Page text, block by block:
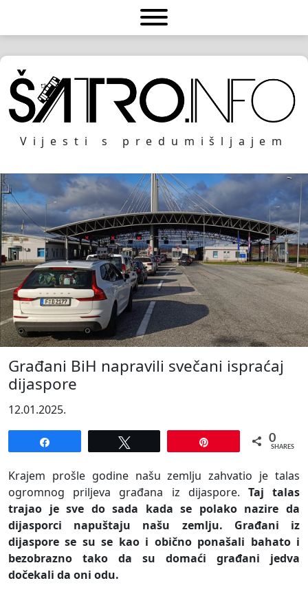
Vijesti s predumišljajem
Građani BiH napravili svečani ispraćaj
dijaspore
12.01.2025.
0
SHARES
Krajem prošle godine našu zemlju zahvatio je talas
ogromnog priljeva građana iz dijaspore. Taj talas
trajao je sve do sada kada se polako nazire da
dijasporci napuštaju našu zemlju. Građani iz
dijaspore se su se kao i obično ponašali bahato i
bezobrazno tako da su domaći građani jedva
dočekali da oni odu.